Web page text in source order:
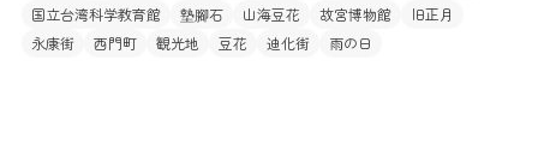
国立台湾科学教育館
墊腳石 山海豆花 故宮博物館
旧正月
永康街
西門町 観光地 豆花 迪化街 雨の日